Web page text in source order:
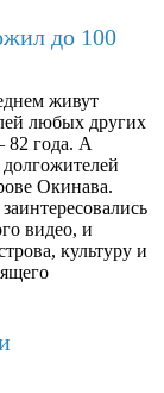
до 100
живут
любых других
82 года. А
Окинава.
видео, и
культуру и